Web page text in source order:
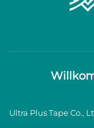
Ultra Plus Tape Co.,